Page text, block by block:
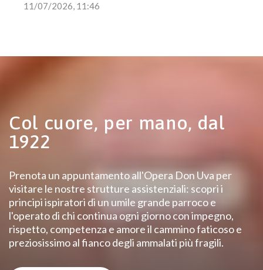
11/07/2026, 11:46
Col cuore, per mano, dal
1922
Prenota un appuntamento all'Opera Don Uva per
visitare le nostre strutture assistenziali: scopri i
principi ispiratori di un umile grande parroco e
l'operato di chi continua ogni giorno con impegno,
rispetto, competenza e amore il cammino faticoso e
preziosissimo al fianco degli ammalati più fragili.